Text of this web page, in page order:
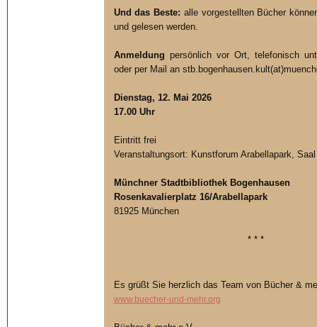
Und das Beste: alle vorgestellten Bücher
und gelesen werden.
Anmeldung persönlich vor Ort, telefonisch
oder per Mail an
Dienstag, 12. Mai 2026
17.00 Uhr
Eintritt frei
Veranstaltungsort: Kunstforum Arabellapark, Saal
Münchner Stadtbibliothek Bogenhausen
Rosenkavalierplatz 16/Arabellapark
81925 München
* * *
Es grüßt Sie herzlich das Team von Bücher &
www.buecher-und-mehr.org